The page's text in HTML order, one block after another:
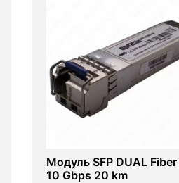
Модуль SFP DUAL
10 Gbps 20 km